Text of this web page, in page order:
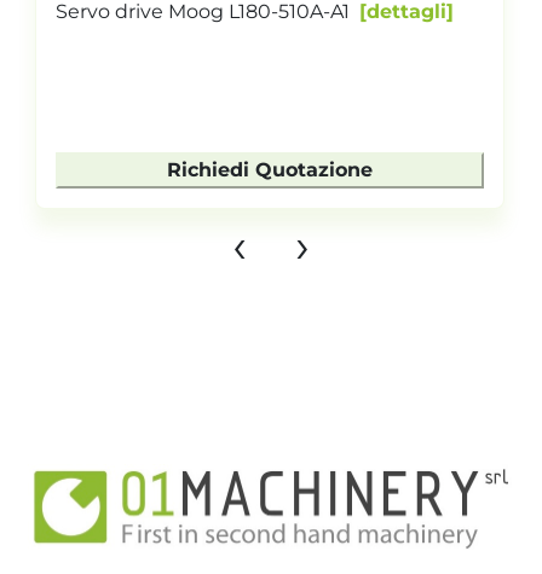
Servo drive Moog L180-510A-A1 dettagli
Richiedi Quotazione
‹ ›